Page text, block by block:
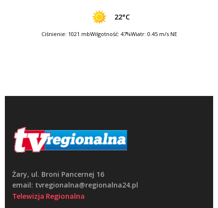
22°C
Ciśnienie: 1021 mbWilgotność: 47%Wiatr: 0.45 m/s NE
Żary, ul. Broni Pancernej 16
email: tvregionalna@regionalna24.pl
Telewizja Regionalna